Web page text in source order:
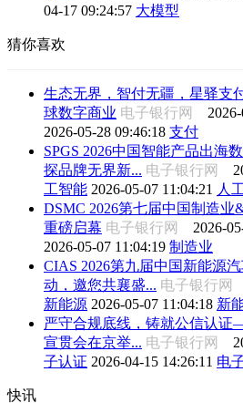
04-17 09:24:57 大模型
猜你喜欢
生态无界，智付无疆，星驿支
球数字商业 电子银行网
2026-05-28 09:46:18 支付
SPGS 2026中国智能产品出海
探品牌无界新... 电子银行网
工智能 2026-05-07 11:04:21 人
DSMC 2026第七届中国制造业
重磅启幕 电子银行网 2026-
2026-05-07 11:04:19 制造业
CIAS 2026第九届中国新能源
动，邀您共襄盛... 电子银行网
新能源 2026-05-07 11:04:18 新
严守合规底线，铸就公信认
宣贯会在京举... 电子银行网
子认证 2026-04-15 14:26:11 电
快讯